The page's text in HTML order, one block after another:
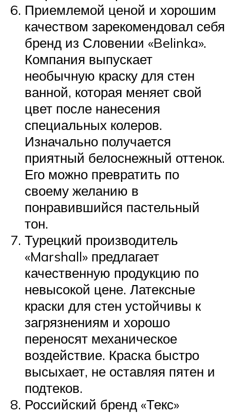
Приемлемой ценой и хорошим
качеством зарекомендовал себя
бренд из Словении «Belinka».
Компания выпускает
необычную краску для стен
ванной, которая меняет свой
цвет после нанесения
специальных колеров.
Изначально получается
приятный белоснежный оттенок.
Его можно превратить по
своему желанию в
понравившийся пастельный
тон.
Турецкий производитель
«Marshall» предлагает
качественную продукцию по
невысокой цене. Латексные
краски для стен устойчивы к
загрязнениям и хорошо
переносят механическое
воздействие. Краска быстро
высыхает, не оставляя пятен и
подтеков.
Российский бренд «Текс»